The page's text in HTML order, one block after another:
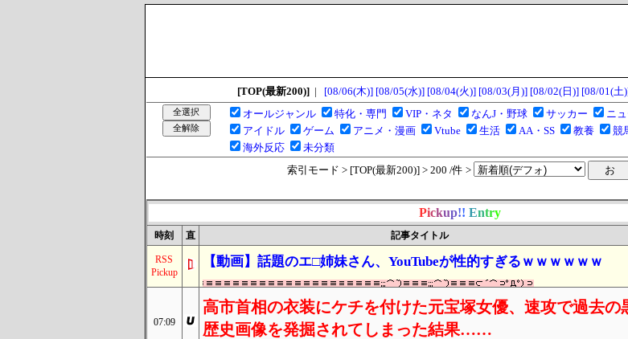
[TOP(最新200)] | [08/06(木)] [08/05(水)] [08/04(火)] [08/03(月)] [08/02(日)] [08/01(土
オールジャンル
特化・専門 VIP・ネタ なんJ・野球 サッカー ニ
アイドル
ゲーム アニメ・漫画 Vtube 生活 AA・SS 教養 競
海外反応
未分類
索引モード > [TOP(最新200)] > 200 /件 >
Pickup!! Entry
時刻 直 記事タイトル
RSS
Pickup
【動画】話題のエ□姉妹さん、YouTubeが性的すぎるｗｗｗｗｗｗ
07:09
高市首相の衣装にケチを付けた元宝塚女優、速攻で過去の
歴史画像を発掘されてしまった結果……